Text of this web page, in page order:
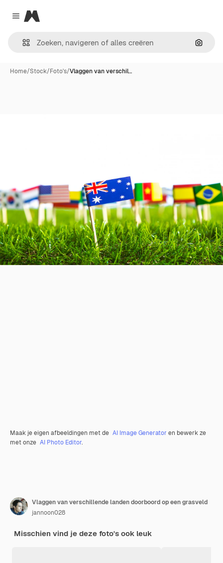
Close menu
Magnific
Home/Stock/Foto's/Vlaggen van verschil…
Maak je eigen afbeeldingen met de AI Image Generator en bewerk ze
met onze AI Photo Editor.
Vlaggen van verschillende landen doorboord op een grasveld
jannoon028
Misschien vind je deze foto's ook leuk